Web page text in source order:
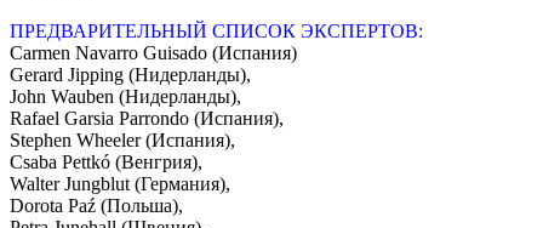
ПРЕДВАРИТЕЛЬНЫЙ СПИСОК ЭКСПЕРТОВ:
Carmen Navarro Guisado (Испания)
Gerard Jipping (Нидерланды),
John Wauben (Нидерланды),
Rafael Garsia Parrondo (Испания),
Stephen Wheeler (Испания),
Csaba Pettkó (Венгрия),
Walter Jungblut (Германия),
Dorota Paź (Польша),